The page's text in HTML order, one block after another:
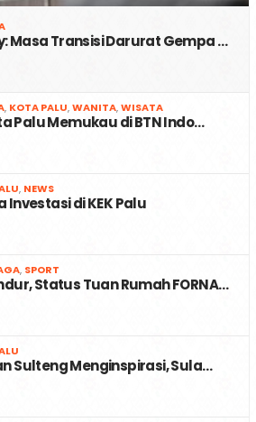
Masa Transisi Darurat Gempa …
, KOTA PALU,WANITA,WISATA
Palu Memukau di BTN Indo…
, NEWS
Investasi di KEK Palu
, SPORT
Status Tuan Rumah FORNA…
Sulteng Menginspirasi, Sula…